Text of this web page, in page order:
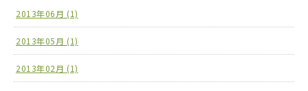
2013年06月 (1)
2013年05月 (1)
2013年02月 (1)